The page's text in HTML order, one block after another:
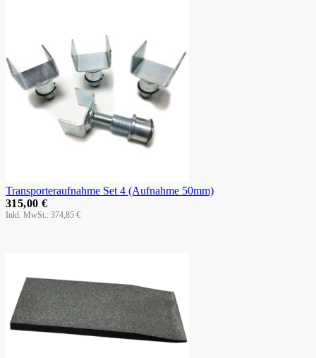
Transporteraufnahme Set 4 (Aufnahme 50mm)
374,85 €
315,00 €